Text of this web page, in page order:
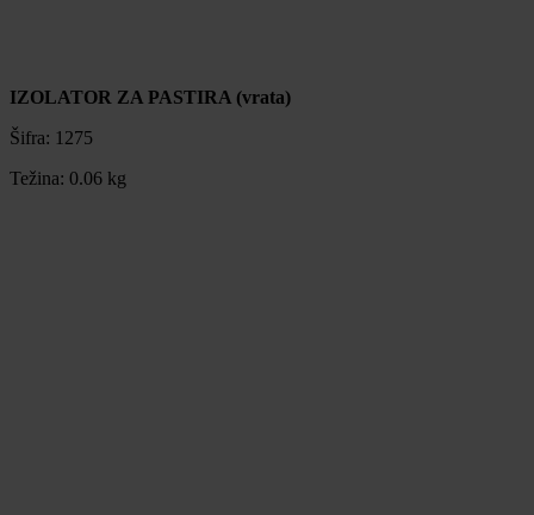
IZOLATOR ZA PASTIRA (vrata)
Šifra: 1275
Težina: 0.06 kg